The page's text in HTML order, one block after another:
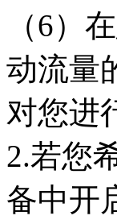
（6）
动流量
对您进
2.若您
备中开